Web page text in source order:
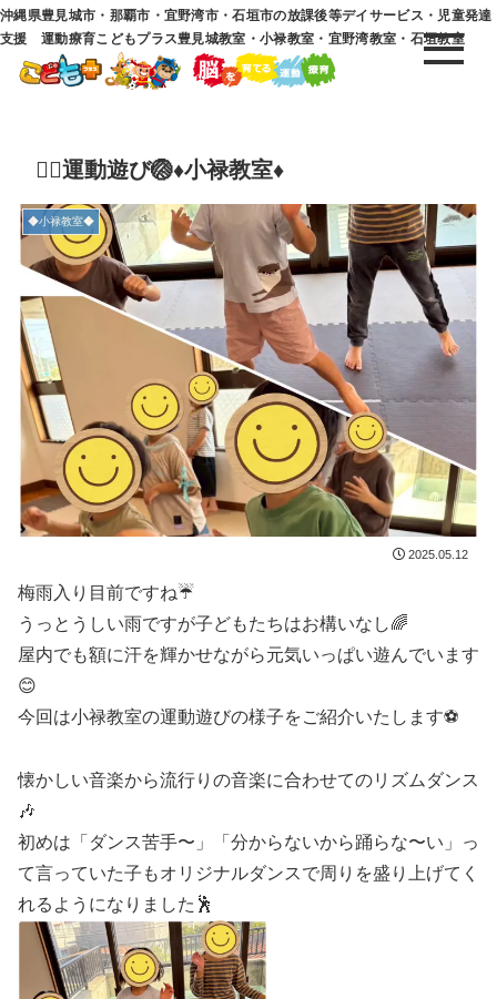
沖縄県豊見城市・那覇市・宜野湾市・石垣市の放課後等デイサービス・児童発達
支援 運動療育こどもプラス豊見城教室・小禄教室・宜野湾教室・石垣教室
🏃‍♂️運動遊び🏐♦小禄教室♦
◆小禄教室◆
2025.05.12
梅雨入り目前ですね☔️
うっとうしい雨ですが子どもたちはお構いなし🌈
屋内でも額に汗を輝かせながら元気いっぱい遊んでいます
😊
今回は小禄教室の運動遊びの様子をご紹介いたします⚽️
懐かしい音楽から流行りの音楽に合わせてのリズムダンス
🎶
初めは「ダンス苦手〜」「分からないから踊らな〜い」っ
て言っていた子もオリジナルダンスで周りを盛り上げてく
れるようになりました🕺